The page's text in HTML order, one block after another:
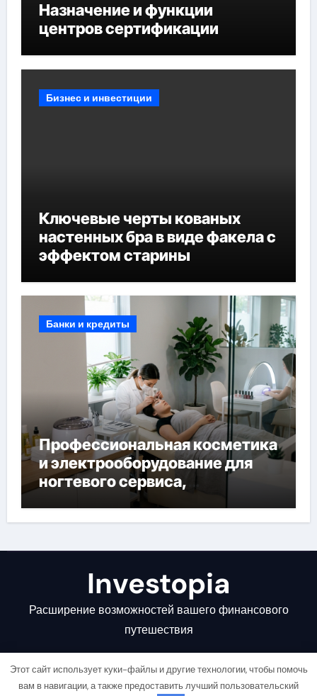
Назначение и функции
центров сертификации
Бизнес и инвестиции
Ключевые черты кованых
настенных бра в виде факела с
эффектом старины
Банки и кредиты
Профессиональная косметика
и электрооборудование для
ногтевого сервиса,
наращивания ресниц и
депиляции
Investopia
Расширение возможностей вашего финансового
путешествия
Этот сайт использует куки-файлы и другие технологии, чтобы помочь
вам в навигации, а также предоставить лучший пользовательский